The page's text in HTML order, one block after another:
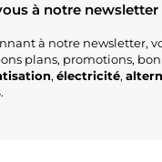
à notre newsletter
à notre newsletter,
plans, promotions,
, électricité,
.